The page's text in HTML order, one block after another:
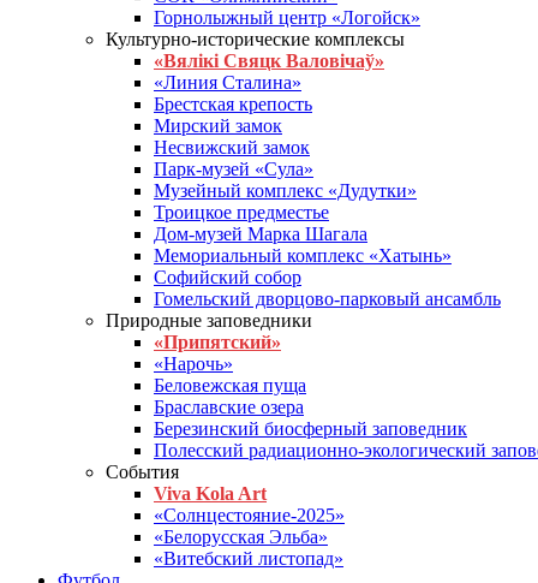
Горнолыжный центр «Логойск»
Культурно-исторические комплексы
«Вялікі Свяцк Валовічаў»
«Линия Сталина»
Брестская крепость
Мирский замок
Несвижский замок
Парк-музей «Сула»
Музейный комплекс «Дудутки»
Троицкое предместье
Дом-музей Марка Шагала
Мемориальный комплекс «Хатынь»
Софийский собор
Гомельский дворцово-парковый ансамбль
Природные заповедники
«Припятский»
«Нарочь»
Беловежская пуща
Браславские озера
Березинский биосферный заповедник
Полесский радиационно-экологический
События
Viva Kola Art
«Солнцестояние-2025»
«Белорусская Эльба»
«Витебский листопад»